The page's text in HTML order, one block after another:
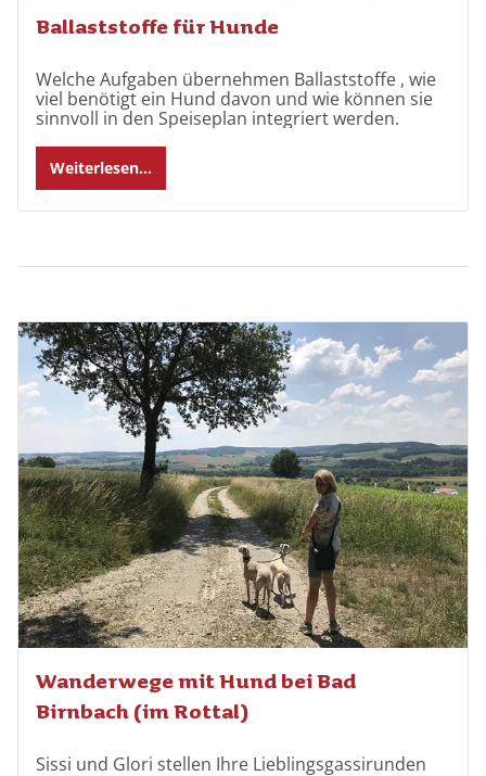
Ballaststoffe für Hunde
Welche Aufgaben übernehmen Ballaststoffe , wie
viel benötigt ein Hund davon und wie können sie
sinnvoll in den Speiseplan integriert werden.
Weiterlesen...
Wanderwege mit Hund bei Bad
Birnbach (im Rottal)
Sissi und Glori stellen Ihre Lieblingsgassirunden